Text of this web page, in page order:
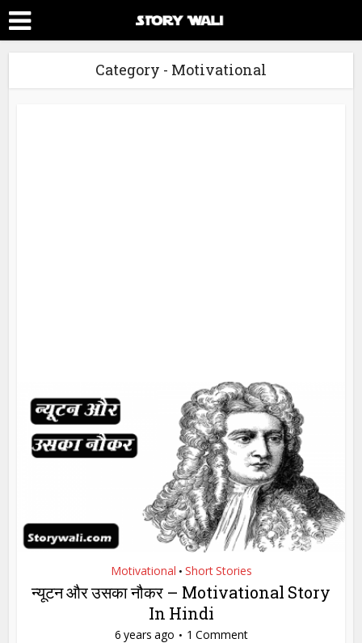
Category - Motivational
Motivational • Short Stories
न्यूटन और उसका नौकर – Motivational Story
In Hindi
6 years ago 1 Comment